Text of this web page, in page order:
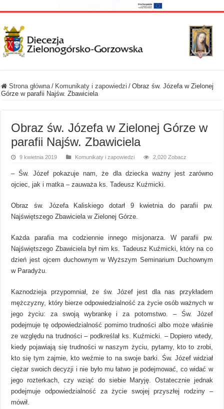
Strona główna / Komunikaty i zapowiedzi / Obraz św. Józefa w Zielonej
Górze w parafii Najśw. Zbawiciela
Obraz św. Józefa w Zielonej Górze w
parafii Najśw. Zbawiciela
9 kwietnia 2019 Komunikaty i zapowiedzi 2,020 Zobacz
– Św. Józef pokazuje nam, że dla dziecka ważny jest zarówno
ojciec, jak i matka – zauważa ks. Tadeusz Kuźmicki.
Obraz św. Józefa Kaliskiego dotarł 9 kwietnia do parafii pw.
Najświętszego Zbawiciela w Zielonej Górze.
Każda parafia ma codziennie innego misjonarza. W parafii pw.
Najświętszego Zbawiciela był nim ks. Tadeusz Kuźmicki, który na co
dzień jest ojcem duchownym w Wyższym Seminarium Duchownym
w Paradyżu.
Kaznodzieja przypomniał, że św. Józef jest dla nas przykładem
mężczyzny, który bierze odpowiedzialność za życie osób ważnych w
jego życiu: za swoją wybrankę i za potomstwo. – Św. Józef
podejmuje tę odpowiedzialność pomimo trudności albo może właśnie
ze względu na trudności – podkreślał ks. Kuźmicki. – Dopiero wtedy,
kiedy pojawiają się trudności w naszym życiu, pytamy, kto to zrobi,
kto się tym zajmie, kto weźmie to na swoje barki. Św. Józef widział
ciężar swoich decyzji i nie było mu łatwo je podejmować, co widać w
jego rozterkach, czy wziąć do siebie Maryję. Ostatecznie jednak
podejmuje odpowiedzialność za życie swojej przyszłej rodziny –
mówił.